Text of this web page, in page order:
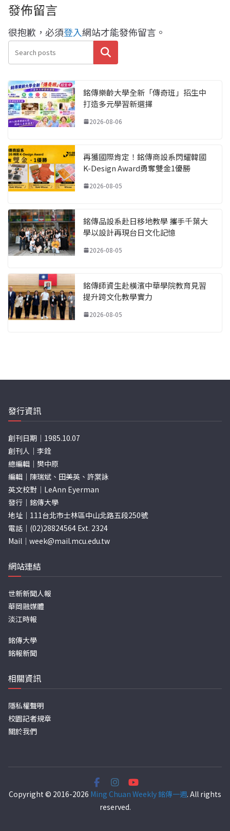
發佈留言
很抱歉，必須登入網站才能發佈留言。
搜尋
銘傳樂齡大學全新「傳奇班」招生中
打造多元學習新選擇
2026-08-06
再獲國際肯定！銘傳商設系閃耀韓國
K-Design Award勇奪雙金1優勝
2026-08-05
銘傳品設系赴日移地教學 攜手千葉大
學以設計再現台日文化記憶
2026-08-05
銘傳師資生赴橫濱中華學院教育見習
提升跨文化教學實力
2026-08-05
發行資訊
創刊日期｜1985.10.07
創刊人｜李銓
總編輯｜樊中原
編輯｜陳瑞斌、田美英、許棠詠
英文校對｜LeAnn Eyerman
發行｜銘傳大學
地址｜111台北市士林區中山北路五段250號
電話｜(02)28824564 Ext. 2324
Mail｜ week@mail.mcu.edu.tw
網站連結
世新新聞人報
華岡融媒體
淡江時報
銘傳大學
銘報新聞
相關資訊
隱私權聲明
校園記者規章
關於我們
Copyright © 2016-2026 Ming Chuan Weekly 銘傳一週. All rights
reserved.